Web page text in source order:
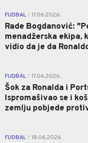
FUDBAL 17.06.2026.
Rade Bogdanović:
menadžerska ekipa,
vidio da je da
FUDBAL 17.06.2026.
Šok za Ronalda i
Ispromašivao se i
zemlju pobjede
FUDBAL 18.06.2026.